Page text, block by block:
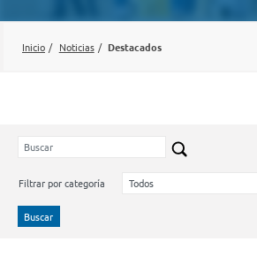
Inicio / Noticias / Destacados
Filtrar por categoría
Buscar